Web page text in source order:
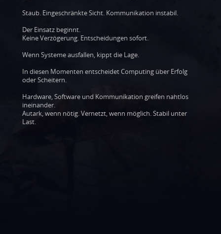
Echtzeit‑Verarbeitung:
LiDAR‑, Radar‑ und Videodaten
Rugged Design:
MIL‑STD‑810G/H und MIL‑STD‑461,
IP65 bis IP69K
Erweiterter Temperaturbereich
Edge AI:NVIDIA® Jetson und
Datacenter GPUs
Multi‑GPU, PCIe Gen5, NVMe
Staub. Eingeschränkte Sicht. Kommunikation instabil.
Der Einsatz beginnt.
Keine Verzögerung. Entscheidungen sofort.
Wenn Systeme ausfallen, kippt die Lage.
In diesen Momenten entscheidet Computing über Erfolg
oder Scheitern.
Hardware, Software und Kommunikation greifen nahtlos
ineinander.
Autark, wenn nötig. Vernetzt, wenn möglich. Stabil unter
Last.